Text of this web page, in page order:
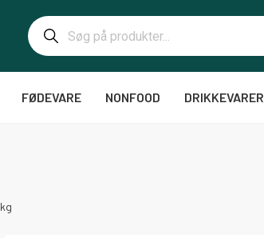
FØDEVARE NONFOOD DRIKKEVARER